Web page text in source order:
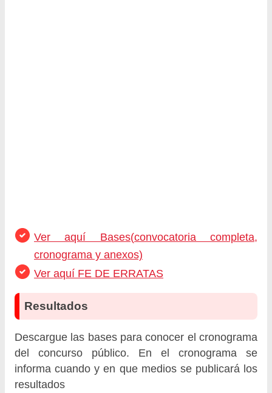
Ver aquí Bases(convocatoria completa,
cronograma y anexos)
Ver aquí FE DE ERRATAS
Resultados
Descargue las bases para conocer el cronograma
del concurso público. En el cronograma se
informa cuando y en que medios se publicará los
resultados